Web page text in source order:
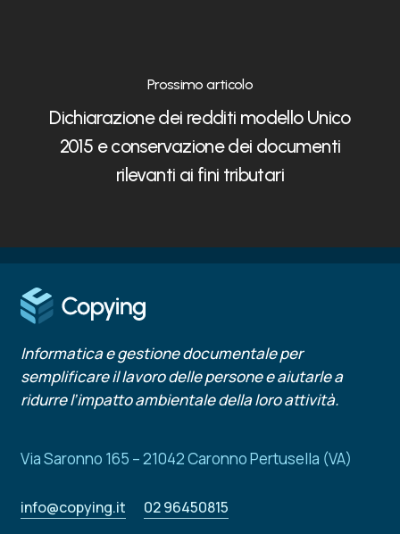
Prossimo articolo
Dichiarazione dei redditi modello Unico
2015 e conservazione dei documenti
rilevanti ai fini tributari
Informatica e gestione documentale per
semplificare il lavoro delle persone e aiutarle a
ridurre l’impatto ambientale della loro attività.
Via Saronno 165 – 21042 Caronno Pertusella (VA)
info@copying.it 02 96450815